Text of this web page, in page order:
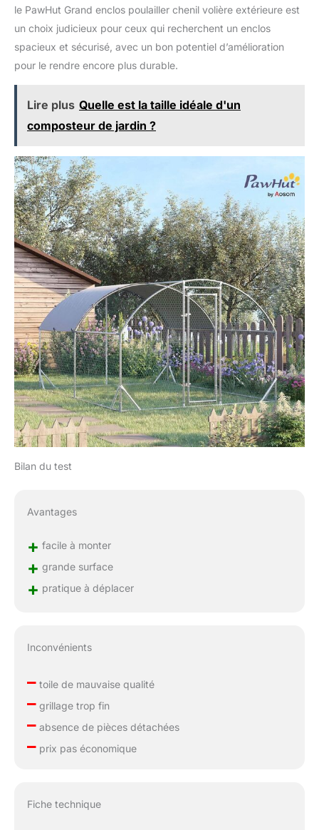
le PawHut Grand enclos poulailler chenil volière extérieure est
un choix judicieux pour ceux qui recherchent un enclos
spacieux et sécurisé, avec un bon potentiel d’amélioration
pour le rendre encore plus durable.
Lire plus Quelle est la taille idéale d'un
composteur de jardin ?
Bilan du test
Avantages
+ facile à monter
+ grande surface
+ pratique à déplacer
Inconvénients
–toile de mauvaise qualité
–grillage trop fin
–absence de pièces détachées
–prix pas économique
Fiche technique